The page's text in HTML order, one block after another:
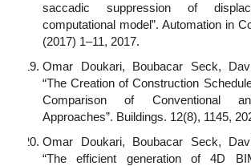
saccadic suppression of
computational model”. Automation in
(2017) 1–11, 2017.
Omar Doukari, Boubacar Seck,
“The Creation of Construction
Comparison of Conventional
Approaches”. Buildings. 12(8), 1145,
Omar Doukari, Boubacar Seck,
“The efficient generation of 4D